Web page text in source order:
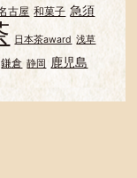
古屋 和菓子 急須
日本茶award 浅草
鎌倉 静岡 鹿児島